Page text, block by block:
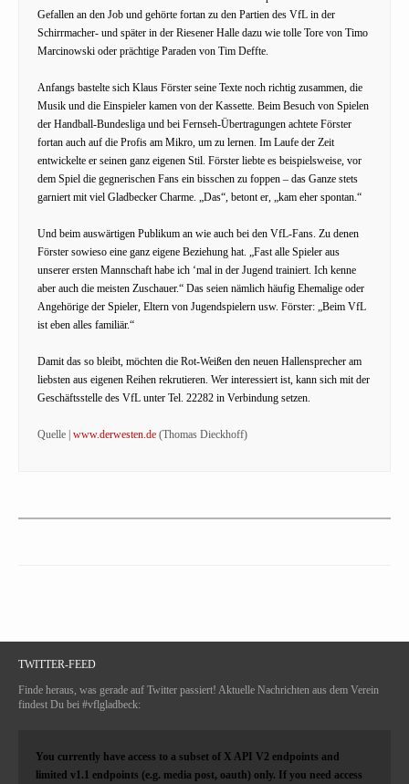
Gefallen an den Job und gehörte fortan zu den Partien des VfL in der
Schirrmacher- und später in der Riesener Halle dazu wie tolle Tore von Timo
Marcinowski oder prächtige Paraden von Tim Deffte.
Anfangs bastelte sich Klaus Förster seine Texte noch richtig zusammen, die
Musik und die Einspieler kamen von der Kassette. Beim Besuch von Spielen
der Handball-Bundesliga und bei Fernseh-Übertragungen achtete Förster
fortan auch auf die Profis am Mikro, um zu lernen. Im Laufe der Zeit
entwickelte er seinen ganz eigenen Stil. Förster liebte es beispielsweise, vor
dem Spiel die gegnerischen Fans ein bisschen zu foppen – das Ganze stets
garniert mit viel Gladbecker Charme. „Das“, betont er, „kam eher spontan.“
Und beim auswärtigen Publikum an wie auch bei den VfL-Fans. Zu denen
Förster sowieso eine ganz eigene Beziehung hat. „Fast alle Spieler aus
unserer ersten Mannschaft habe ich ‘mal in der Jugend trainiert. Ich kenne
aber auch die meisten Zuschauer.“ Das seien nämlich häufig Ehemalige oder
Angehörige der Spieler, Eltern von Jugendspielern usw. Förster: „Beim VfL
ist eben alles familiär.“
Damit das so bleibt, möchten die Rot-Weißen den neuen Hallensprecher am
liebsten aus eigenen Reihen rekrutieren. Wer interessiert ist, kann sich mit der
Geschäftsstelle des VfL unter Tel. 22282 in Verbindung setzen.
Quelle | www.derwesten.de (Thomas Dieckhoff)
TWITTER-FEED
Finde heraus, was gerade auf Twitter passiert! Aktuelle Nachrichten aus dem Verein
findest Du bei #vflgladbeck:
You currently have access to a subset of X API V2 endpoints and
limited v1.1 endpoints (e.g. media post, oauth) only. If you need access